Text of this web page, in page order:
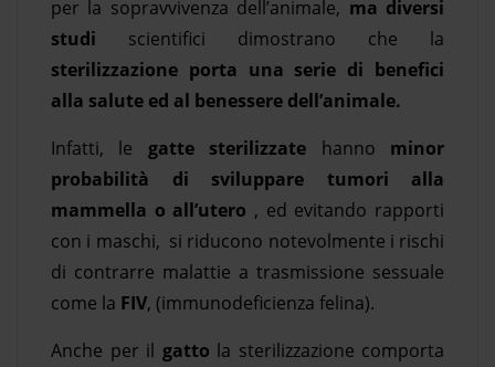
per la sopravvivenza dell’animale, ma diversi
studi scientifici dimostrano che la
sterilizzazione porta una serie di benefici
alla salute ed al benessere dell’animale.
Infatti, le gatte sterilizzate hanno minor
probabilità di sviluppare tumori alla
mammella o all’utero , ed evitando rapporti
con i maschi, si riducono notevolmente i rischi
di contrarre malattie a trasmissione sessuale
come la FIV, (immunodeficienza felina).
Anche per il gatto la sterilizzazione comporta